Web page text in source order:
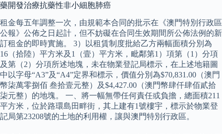
藥開發治療抗藥性非小細胞肺癌
租金每五年調整一次，由規範本合同的批示在《澳門特別行政區
公報》公佈之日起計，但不妨礙在合同生效期間所公佈法例的新
訂租金的即時實施。 3）以租賃制度批給乙方兩幅面積分別為
16（拾陸）平方米及1（壹）平方米，毗鄰第1）項第（1）分項
及第（2）分項所述地塊，未在物業登記局標示，在上述地籍圖
中以字母“A3”及“A4”定界和標示，價值分別為$70,831.00（澳門
幣柒萬零捌佰 叁拾壹元整）及$4,427.00（澳門幣肆仟肆佰貳拾
柒元整）的地塊。 一、將一幅無帶任何責任或負擔，總面積211
平方米，位於路環島田畔街，其上建有1號樓宇，標示於物業登
記局第23208號的土地的利用權，讓與澳門特別行政區。